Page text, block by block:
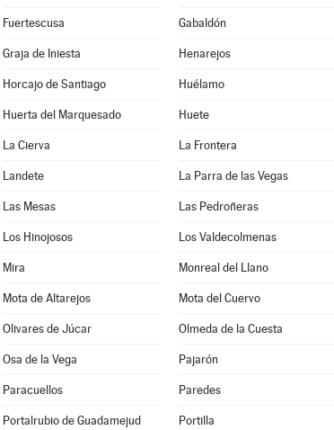
Fuertescusa Gabaldón
Graja de Iniesta Henarejos
Horcajo de Santiago Huélamo
Huerta del Marquesado Huete
La Cierva La Frontera
Landete La Parra de las Vegas
Las Mesas Las Pedroñeras
Los Hinojosos Los Valdecolmenas
Mira Monreal del Llano
Mota de Altarejos Mota del Cuervo
Olivares de Júcar Olmeda de la Cuesta
Osa de la Vega Pajarón
Paracuellos Paredes
Portalrubio de Guadamejud Portilla